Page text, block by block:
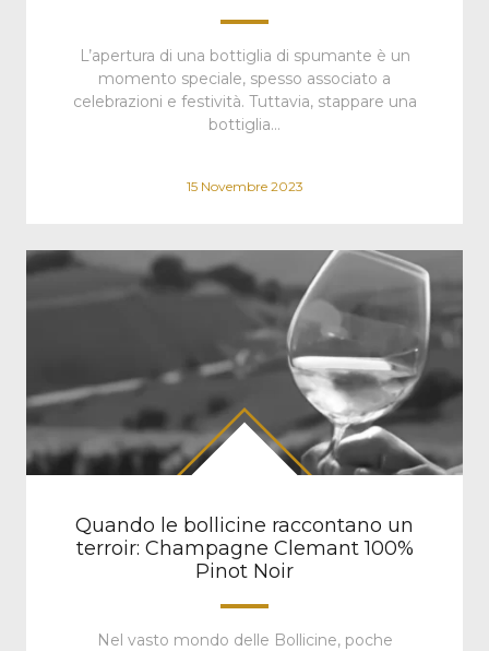
L’apertura di una bottiglia di spumante è un
momento speciale, spesso associato a
celebrazioni e festività. Tuttavia, stappare una
bottiglia…
15 Novembre 2023
Quando le bollicine raccontano un
terroir: Champagne Clemant 100%
Pinot Noir
Nel vasto mondo delle Bollicine, poche